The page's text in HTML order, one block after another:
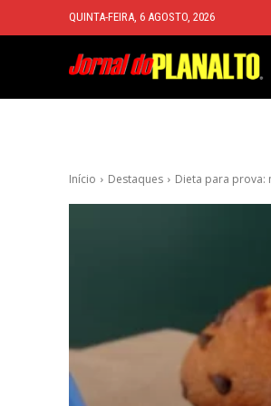
QUINTA-FEIRA, 6 AGOSTO, 2026
Início Destaques Dieta para prova: